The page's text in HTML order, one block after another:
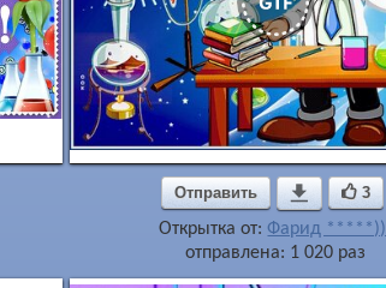
Отправить  3
Открытка от: Фарид
отправлена: 1 020 раз